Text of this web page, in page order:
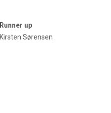
Runner up
Kirsten Sørensen